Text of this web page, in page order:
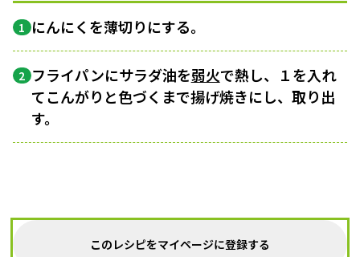
1 にんにくを薄切りにする。
2 フライパンにサラダ油を弱火で熱し、１を入れ
てこんがりと色づくまで揚げ焼きにし、取り出
す。
このレシピをマイページに登録する